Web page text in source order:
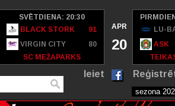
SVĒTDIENA: 20:30
BLACK STORK
91
VIRGIN CITY
80
SC MEŽAPARKS
APR
20
LU-
ASK
Ieiet